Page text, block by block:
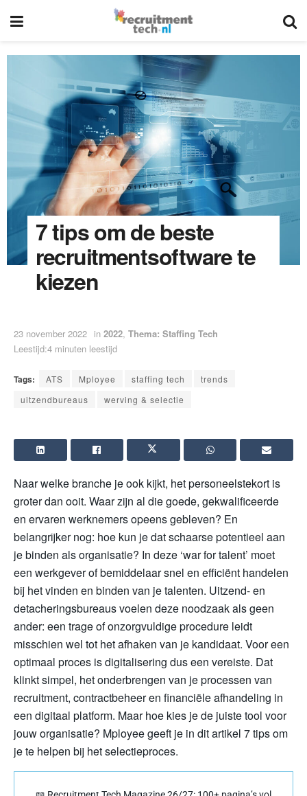
7 tips om de beste
recruitmentsoftware te
kiezen
23 november 2022 in 2022, Thema: Staffing Tech
Leestijd:4 minuten leestijd
Tags: ATS Mployee staffing tech
trends
uitzendbureaus
werving & selectie
Naar welke branche je ook kijkt, het personeelstekort is
groter dan ooit. Waar zijn al die goede, gekwalificeerde
en ervaren werknemers opeens gebleven? En
belangrijker nog: hoe kun je dat schaarse potentieel aan
je binden als organisatie? In deze ‘war for talent’ moet
een werkgever of bemiddelaar snel en efficiënt handelen
bij het vinden en binden van je talenten. Uitzend- en
detacheringsbureaus voelen deze noodzaak als geen
ander: een trage of onzorgvuldige procedure leidt
misschien wel tot het afhaken van je kandidaat. Voor een
optimaal proces is digitalisering dus een vereiste. Dat
klinkt simpel, het onderbrengen van je processen van
recruitment, contractbeheer en financiële afhandeling in
een digitaal platform. Maar hoe kies je de juiste tool voor
jouw organisatie? Mployee geeft je in dit artikel 7 tips om
je te helpen bij het selectieproces.